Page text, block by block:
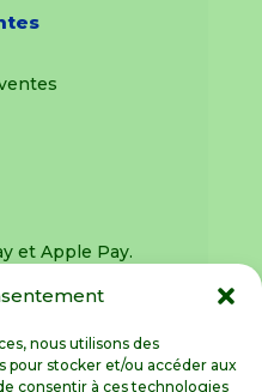
nous utilisons des
pour stocker et/ou accéder aux
consentir à ces technologies
et Apple Pay.
les pièces